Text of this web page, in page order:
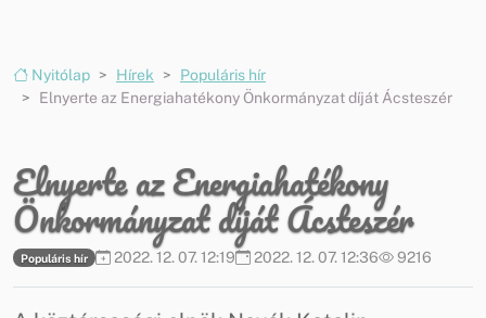
Nyitólap Hírek
Populáris hír
Elnyerte az Energiahatékony Önkormányzat díját Ácsteszér
Elnyerte az Energiahatékony
Önkormányzat díját Ácsteszér
Populáris hír 2022. 12. 07. 12:19 2022. 12. 07. 12:36 9216